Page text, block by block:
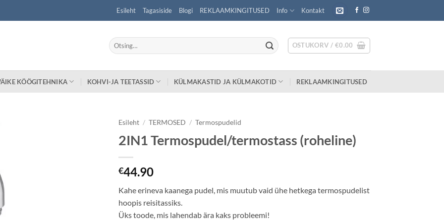
Esileht Tagasiside Blogi REKLAAMKINGITUSED Info Kontakt
Otsi: OSTUKORV / €0.00
KÖÖGITEHNIKA KOHVI-JA TEETASSID KÜLMAKASTID JA KÜLMAKOTID REKLAAMKINGITUSED
Esileht / TERMOSED / Termospudelid
2IN1 Termospudel/termostass (roheline)
€44.90
Kahe erineva kaanega pudel, mis muutub vaid ühe hetkega termospudelist
hoopis reisitassiks.
Üks toode, mis lahendab ära kaks probleemi!